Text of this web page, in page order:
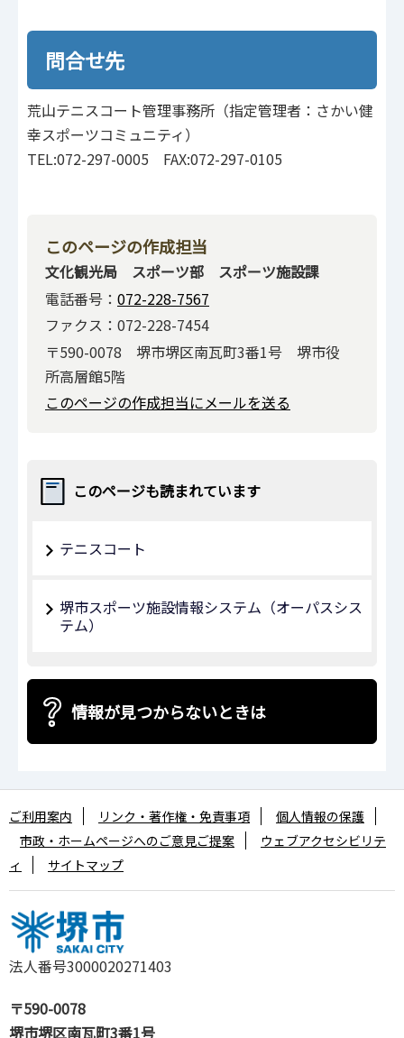
問合せ先
荒山テニスコート管理事務所（指定管理者：さかい健
幸スポーツコミュニティ）
TEL:072-297-0005 FAX:072-297-0105
このページの作成担当
文化観光局 スポーツ部 スポーツ施設課
電話番号： 072-228-7567
ファクス：072-228-7454
〒590-0078 堺市堺区南瓦町3番1号 堺市役
所高層館5階
このページの作成担当にメールを送る
このページも読まれています
テニスコート
堺市スポーツ施設情報システム（オーパスシス
テム）
情報が見つからないときは
法人番号3000020271403
〒590-0078
堺市堺区南瓦町3番1号
ご利用案内 リンク・著作権・免責事項
個人情報の保護
市政・ホームページへのご意見ご提案
ウェブアクセシビリテ
ィ
サイトマップ